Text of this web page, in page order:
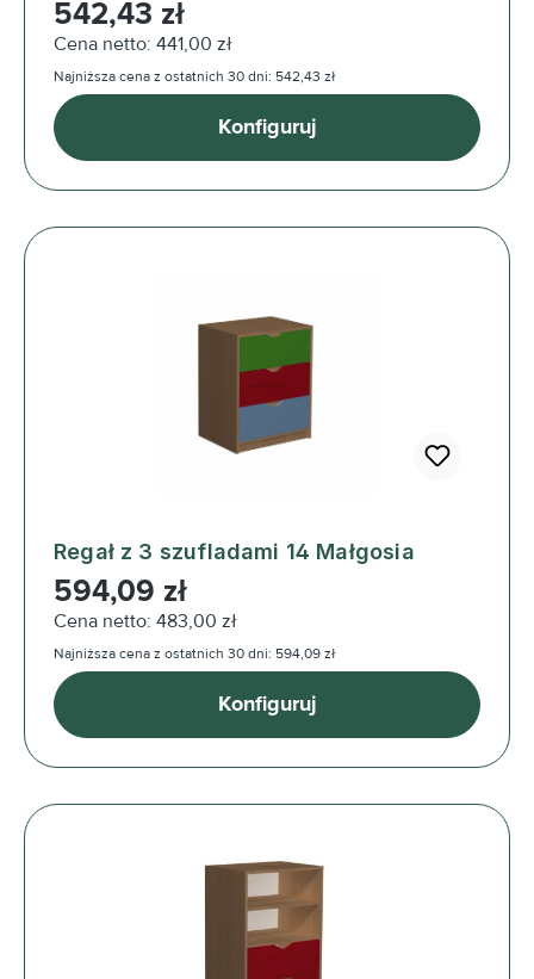
542,43 zł
Cena netto: 441,00 zł
Najniższa cena z ostatnich 30 dni: 542,43 zł
Konfiguruj
Regał z 3 szufladami 14 Małgosia
Cena regularna:
594,09 zł
Cena netto: 483,00 zł
Najniższa cena z ostatnich 30 dni: 594,09 zł
Konfiguruj